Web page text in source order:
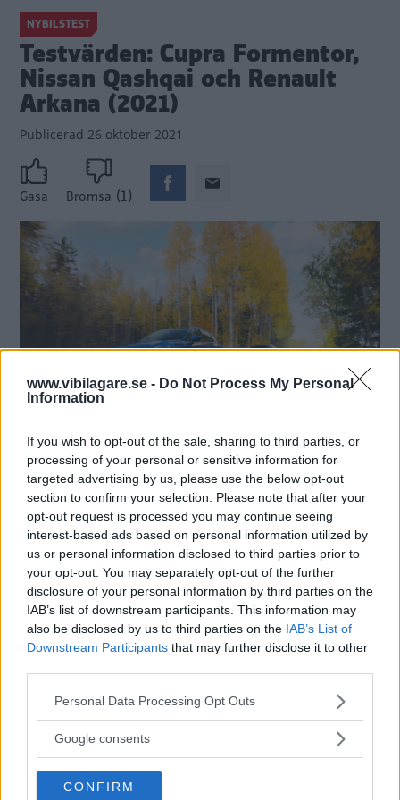
www.vibilagare.se - Do Not Process My Personal
Information
If you wish to opt-out of the sale, sharing to third parties, or
processing of your personal or sensitive information for
targeted advertising by us, please use the below opt-out
section to confirm your selection. Please note that after your
opt-out request is processed you may continue seeing
interest-based ads based on personal information utilized by
us or personal information disclosed to third parties prior to
your opt-out. You may separately opt-out of the further
disclosure of your personal information by third parties on the
IAB’s list of downstream participants. This information may
also be disclosed by us to third parties on the IAB’s List of
Downstream Participants that may further disclose it to other
Please note that this website/app uses one or more Google
not limited to your visit or usage behaviour. You may click to
use your data for below specified purposes in below Google
consent section.
Personal Data Processing Opt Outs
Google consents
CONFIRM
NYBILSTEST
Testvärden: Cupra Formentor,
Nissan Qashqai och Renault
Arkana (2021)
Publicerad 26 oktober 2021
Gasa Bromsa (1)
Även om många mellanstora suv-modeller är lika
varandra går det att variera designen. Nissan Qashqai,
Cupra Formentor och Renault Arkana är tre exempel.
Vilken har lyckats bäst?
Text
Calle Carlquist
Fotograf
Simon Hamelius
Det här är en låst artikel.
att fortsätta läsa.